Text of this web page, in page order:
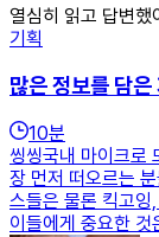
열심히 읽고 답변했
기획
많은 정보를 담
10분
씽씽국내 마이크로
장 먼저 떠오르는
스들은 물론 킥고잉
이들에게 중요한